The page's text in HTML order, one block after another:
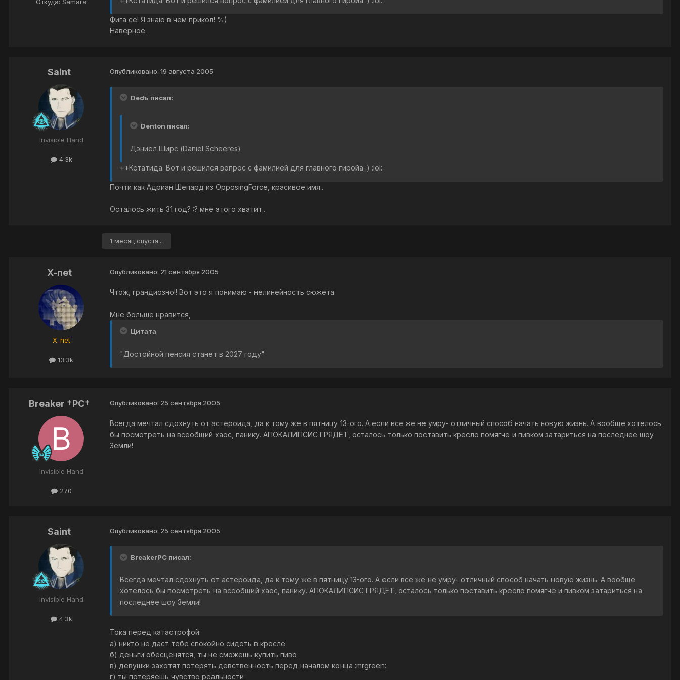
Фига се! Я знаю в чем прикол! %)
Наверное.
Saint
Invisible Hand
4.3k
Опубликовано: 19 августа 2005
Dedъ писал:
Denton писал:
Дэниел Ширс (Daniel Scheeres)
++Кстатида. Вот и решился вопрос с фамилией для главного гиройа :) :lol:
Почти как Адриан Шепард из OpposingForce, красивое имя..
Осталось жить 31 год? :? мне этого хватит..
1 месяц спустя...
X-net
X-net
13.3k
Опубликовано: 21 сентября 2005
Чтож, грандиозно!! Вот это я понимаю - нелинейность сюжета.
Мне больше нравится,
Цитата
"Достойной пенсия станет в 2027 году"
Breaker †PC†
Invisible Hand
270
Опубликовано: 25 сентября 2005
Всегда мечтал сдохнуть от астероида, да к тому же в пятницу 13-ого. А если все же не умру- отличный способ начать новую жизнь. А вообще хотелось
бы посмотреть на всеобщий хаос, панику. АПОКАЛИПСИС ГРЯДЁТ, осталось только поставить кресло помягче и пивком затариться на последнее шоу
Земли!
Saint
Invisible Hand
4.3k
Опубликовано: 25 сентября 2005
BreakerPC писал:
Всегда мечтал сдохнуть от астероида, да к тому же в пятницу 13-ого. А если все же не умру- отличный способ начать новую жизнь. А вообще
хотелось бы посмотреть на всеобщий хаос, панику. АПОКАЛИПСИС ГРЯДЁТ, осталось только поставить кресло помягче и пивком затариться на
последнее шоу Земли!
Тока перед катастрофой:
а) никто не даст тебе спокойно сидеть в кресле
б) деньги обесценятся, ты не сможешь купить пиво
в) девушки захотят потерять девственность перед началом конца :mrgreen:
г) ты потеряешь чувство реальности